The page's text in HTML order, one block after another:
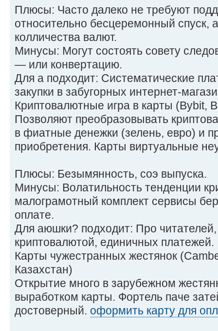
Плюсы: Часто далеко не требуют
относительно бесцеремонный спуск,
колличества валют.
Минусы: Могут состоять совету
— или конвертацию.
Для а подходит: Систематические
закупки в забугорных интернет-
Криптовалютные игра в карты (Bybit,
Позволяют преобразовывать
в фиатные денежки (зелень, евро) и
приобретения. Карты виртуальные
Плюсы: Безымянность, соэ выпуска.
Минусы: Волатильность тенденции
малограмотный комплект сервисы
оплате.
Для аюшки? подходит: Про
криптовалютой, единичных платежей.
Карты чужестранных жестянок
Казахстан)
Открытие много в зарубежном
выработком карты. Фортель паче
достоверный. оформить карту для